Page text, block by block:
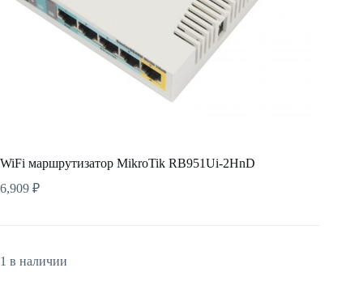
WiFi маршрутизатор MikroTik RB951Ui-2HnD
6,909 ₽
1 в наличии